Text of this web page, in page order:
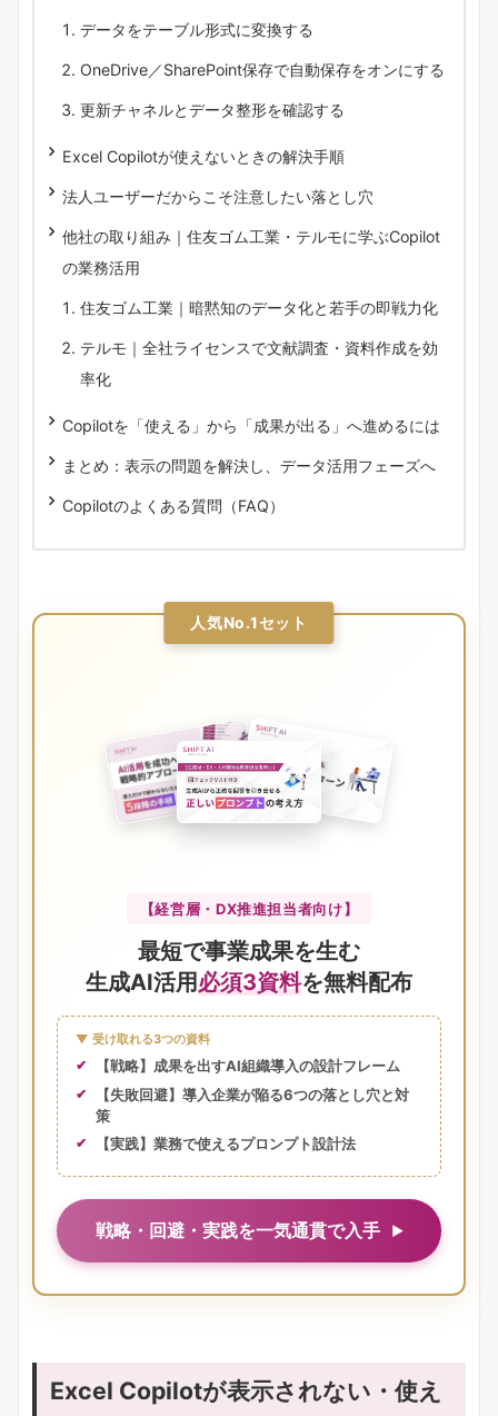
データをテーブル形式に変換する
OneDrive／SharePoint保存で自動保存をオンにする
更新チャネルとデータ整形を確認する
Excel Copilotが使えないときの解決手順
法人ユーザーだからこそ注意したい落とし穴
他社の取り組み｜住友ゴム工業・テルモに学ぶCopilot
の業務活用
住友ゴム工業｜暗黙知のデータ化と若手の即戦力化
テルモ｜全社ライセンスで文献調査・資料作成を効
率化
Copilotを「使える」から「成果が出る」へ進めるには
まとめ：表示の問題を解決し、データ活用フェーズへ
Copilotのよくある質問（FAQ）
人気No.1セット
【経営層・DX推進担当者向け】
最短で事業成果を生む
生成AI活用必須3資料を無料配布
▼ 受け取れる3つの資料
【戦略】成果を出すAI組織導入の設計フレーム
【失敗回避】導入企業が陥る6つの落とし穴と対
策
【実践】業務で使えるプロンプト設計法
戦略・回避・実践を一気通貫で入手
Excel Copilotが表示されない・使え